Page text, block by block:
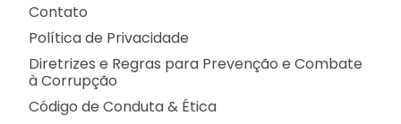
Contato
Política de Privacidade
Diretrizes e Regras para Prevenção e Combate
à Corrupção
Código de Conduta & Ética